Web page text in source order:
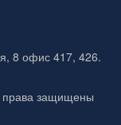
8 офис 417, 426.
права защищены